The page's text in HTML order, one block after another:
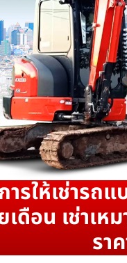
ารให้เช่ารถ
เดือน เช่าเ
รา